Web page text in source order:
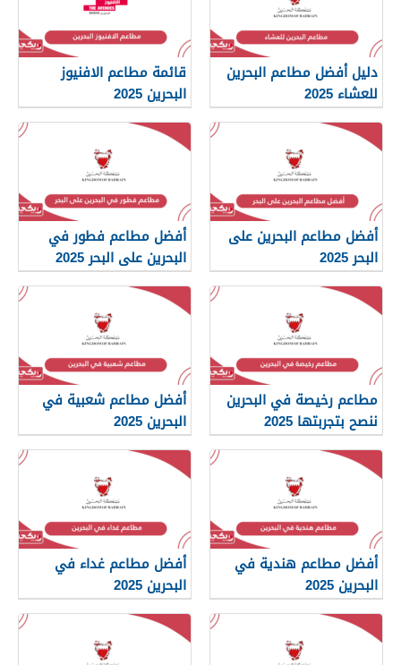
دليل أفضل مطاعم البحرين
للعشاء 2025
قائمة مطاعم الافنيوز
البحرين 2025
أفضل مطاعم البحرين على
البحر 2025
أفضل مطاعم فطور في
البحرين على البحر 2025
مطاعم رخيصة في البحرين
ننصح بتجربتها 2025
أفضل مطاعم شعبية في
البحرين 2025
أفضل مطاعم هندية في
البحرين 2025
أفضل مطاعم غداء في
البحرين 2025